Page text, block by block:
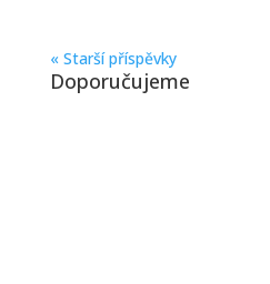
« Starší příspěvky
Doporučujeme